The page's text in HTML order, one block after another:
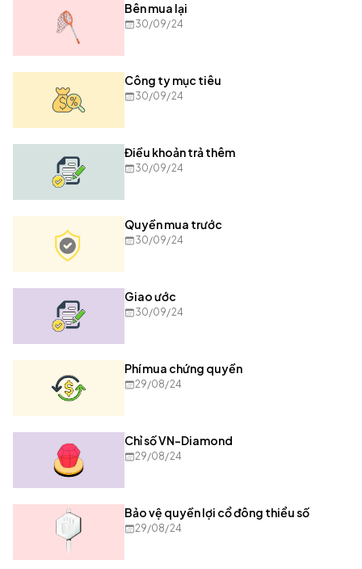
Bên mua lại
30/09/24
Công ty mục tiêu
30/09/24
Điều khoản trả thêm
30/09/24
Quyền mua trước
30/09/24
Giao ước
30/09/24
Phí mua chứng quyền
29/08/24
Chỉ số VN-Diamond
29/08/24
Bảo vệ quyền lợi cổ đông thiểu số
29/08/24